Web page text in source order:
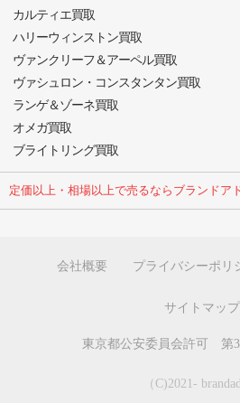
定価以上・相場以上で売るならブランド
カルティエ買取
ハリーウィンストン買取
ヴァンクリーフ＆アーペル買取
ヴァシュロン・コンスタンタン買取
ランゲ＆ゾーネ買取
オメガ買取
ブライトリング買取
会社概要 プライバシーポリ
サイトマップ
東京都公安委員会許可 第
（C)2021-